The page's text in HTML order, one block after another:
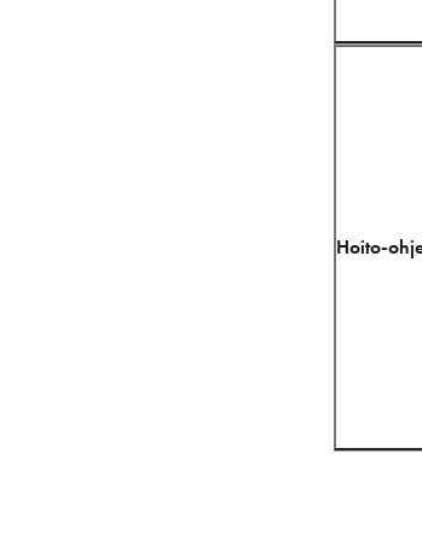
Hoito-